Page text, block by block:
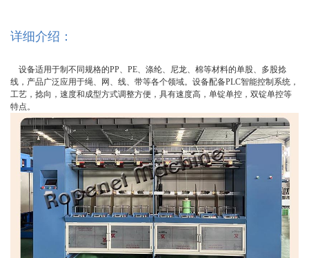
详细介绍：
设备适用于制不同规格的PP、 PE、涤纶、尼龙、棉等材料的单股、多股捻
线，产品广泛应用于绳、网、线、带等各个领域。设备配备PLC智能控制系统，
工艺，捻向，速度和成型方式调整方便，具有速度高，单锭单控，双锭单控等
特点。